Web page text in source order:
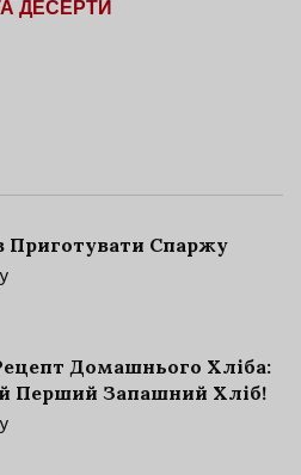
ДЕСЕРТИ
Приготувати Спаржу
Домашнього Хліба:
Перший Запашний Хліб!